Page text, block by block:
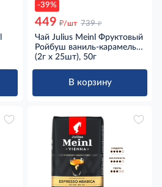
-39%
449 д/шт 739 д
Чай Julius Meinl Фруктовый
Ройбуш ваниль-карамель
ароматизированный (2г х
(2г х 25шт), 50г
В корзину